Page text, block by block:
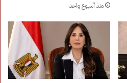
منذ أسبوع واحد